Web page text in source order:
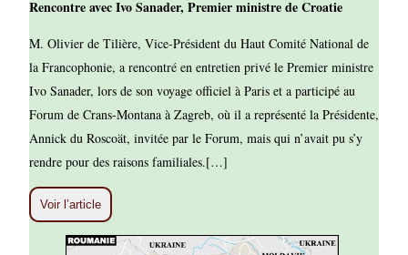
Rencontre avec Ivo Sanader, Premier ministre de Croatie
M. Olivier de Tilière, Vice-Président du Haut Comité National de
la Francophonie, a rencontré en entretien privé le Premier ministre
Ivo Sanader, lors de son voyage officiel à Paris et a participé au
Forum de Crans-Montana à Zagreb, où il a représenté la Présidente,
Annick du Roscoät, invitée par le Forum, mais qui n’avait pu s’y
rendre pour des raisons familiales.[…]
Voir l’article